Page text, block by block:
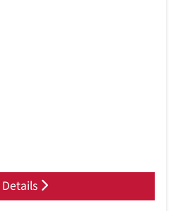
Details